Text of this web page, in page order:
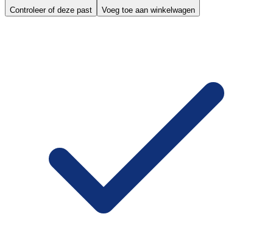
Controleer of deze past Voeg toe aan winkelwagen